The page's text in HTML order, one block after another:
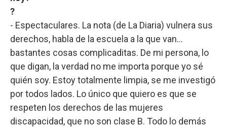
?
- Espectaculares. La nota (de La Diaria) vulnera sus
derechos, habla de la escuela a la que van…
bastantes cosas complicaditas. De mi persona, lo
que digan, la verdad no me importa porque yo sé
quién soy. Estoy totalmente limpia, se me investigó
por todos lados. Lo único que quiero es que se
respeten los derechos de las mujeres
discapacidad, que no son clase B. Todo lo demás